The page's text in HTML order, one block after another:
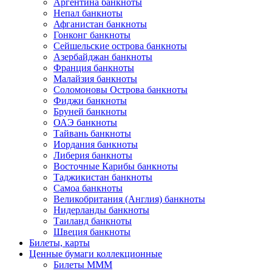
Аргентина банкноты
Непал банкноты
Афганистан банкноты
Гонконг банкноты
Сейшельские острова банкноты
Азербайджан банкноты
Франция банкноты
Малайзия банкноты
Соломоновы Острова банкноты
Фиджи банкноты
Бруней банкноты
ОАЭ банкноты
Тайвань банкноты
Иордания банкноты
Либерия банкноты
Восточные Карибы банкноты
Таджикистан банкноты
Самоа банкноты
Великобритания (Англия) банкноты
Нидерланды банкноты
Таиланд банкноты
Швеция банкноты
Билеты, карты
Ценные бумаги коллекционные
Билеты МММ